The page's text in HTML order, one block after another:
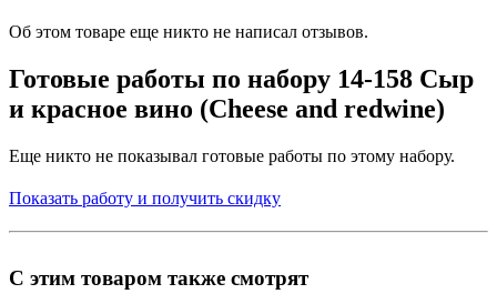
Об этом товаре еще никто не написал отзывов.
Готовые работы по набору 14-158 Сыр
и красное вино (Cheese and redwine)
Еще никто не показывал готовые работы по этому набору.
Показать работу и получить скидку
С этим товаром также смотрят